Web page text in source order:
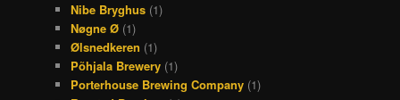
Nibe Bryghus (1)
Nøgne Ø (1)
Ølsnedkeren (1)
Põhjala Brewery (1)
Porterhouse Brewing Company (1)